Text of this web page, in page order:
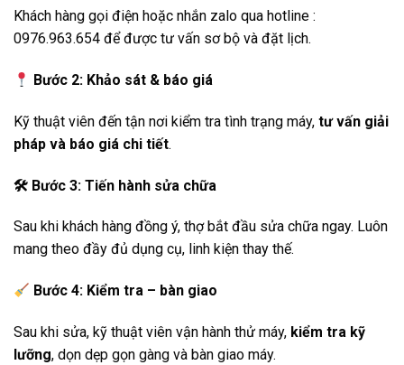
Khách hàng gọi điện hoặc nhắn zalo qua hotline :
0976.963.654 để được tư vấn sơ bộ và đặt lịch.
Bước 2: Khảo sát & báo giá
Kỹ thuật viên đến tận nơi kiểm tra tình trạng máy, tư vấn giải
pháp và báo giá chi tiết.
🛠 ️ Bước 3: Tiến hành sửa chữa
Sau khi khách hàng đồng ý, thợ bắt đầu sửa chữa ngay. Luôn
mang theo đầy đủ dụng cụ, linh kiện thay thế.
Bước 4: Kiểm tra – bàn giao
Sau khi sửa, kỹ thuật viên vận hành thử máy, kiểm tra kỹ
lưỡng, dọn dẹp gọn gàng và bàn giao máy.